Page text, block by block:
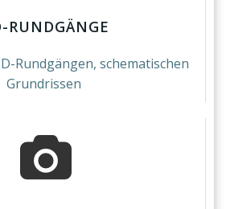
RUNDGÄNGE
Rundgängen, schematischen
Grundrissen